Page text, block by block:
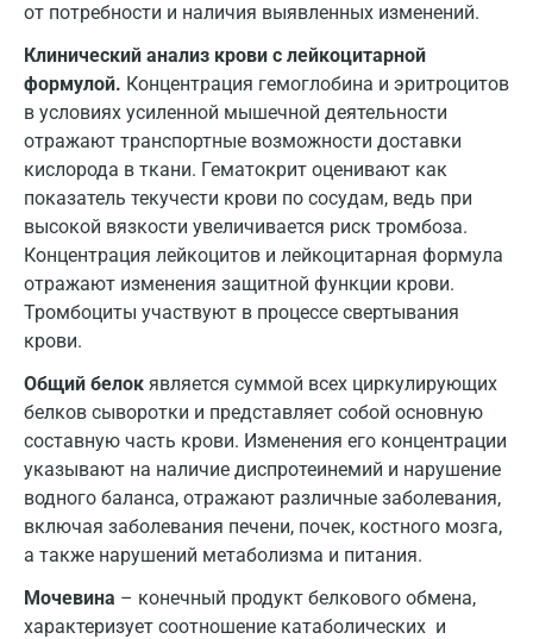
от потребности и наличия выявленных изменений.
Клинический анализ крови с лейкоцитарной
формулой. Концентрация гемоглобина и эритроцитов
в условиях усиленной мышечной деятельности
отражают транспортные возможности доставки
кислорода в ткани. Гематокрит оценивают как
показатель текучести крови по сосудам, ведь при
высокой вязкости увеличивается риск тромбоза.
Концентрация лейкоцитов и лейкоцитарная формула
отражают изменения защитной функции крови.
Тромбоциты участвуют в процессе свертывания
крови.
Общий белок является суммой всех циркулирующих
белков сыворотки и представляет собой основную
составную часть крови. Изменения его концентрации
указывают на наличие диспротеинемий и нарушение
водного баланса, отражают различные заболевания,
включая заболевания печени, почек, костного мозга,
а также нарушений метаболизма и питания.
Мочевина – конечный продукт белкового обмена,
характеризует соотношение катаболических и
Волгоград
Волжский
Вологда
Воронеж
Всеволожск
Гатчина
Геленджик
Голубое
Дзержинск
Дзержинский
Дмитров
Долгопрудный
Екатеринбург